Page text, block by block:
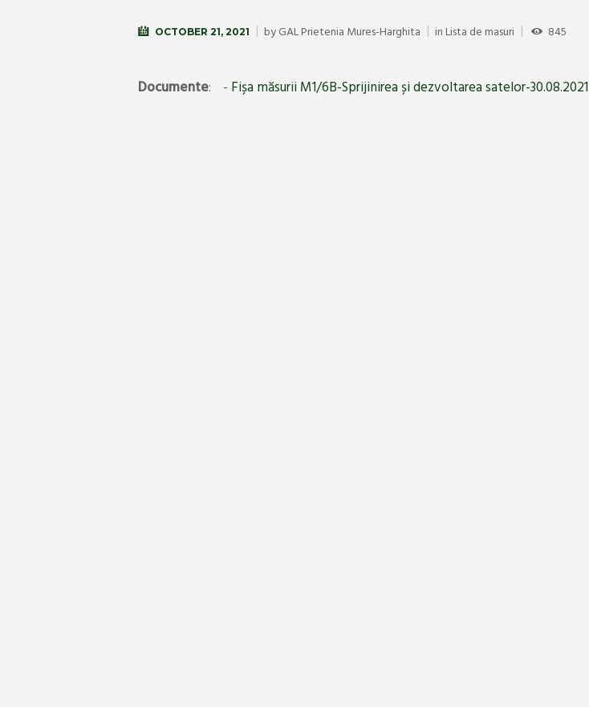
OCTOBER 21, 2021 byGAL Prietenia Mures-Harghita in Lista de masuri 845
Documente: - Fișa măsurii M1/6B-Sprijinirea și dezvoltarea satelor-30.08.2021